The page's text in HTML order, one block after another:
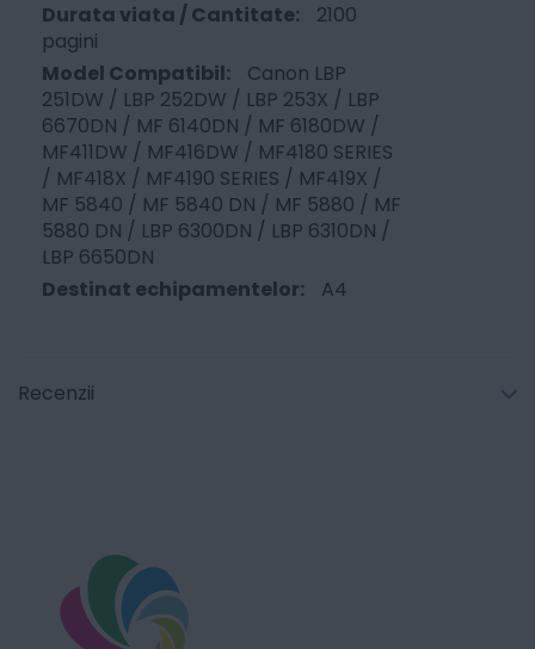
2100
pagini
Canon LBP
251DW / LBP 252DW / LBP 253X / LBP
6670DN / MF 6140DN / MF 6180DW /
MF411DW / MF416DW / MF4180 SERIES
/ MF418X / MF4190 SERIES / MF419X /
MF 5840 / MF 5840 DN / MF 5880 / MF
5880 DN / LBP 6300DN / LBP 6310DN /
LBP 6650DN
A4
Recenzii